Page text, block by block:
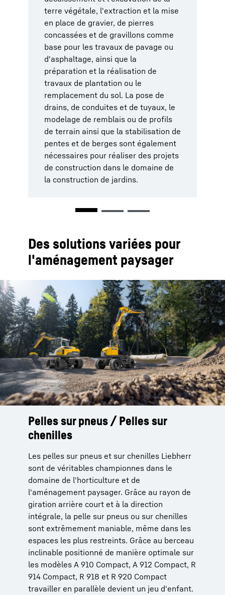
terre végétale, l'extraction et la mise
en place de gravier, de pierres
concassées et de gravillons comme
base pour les travaux de pavage ou
d'asphaltage, ainsi que la
préparation et la réalisation de
travaux de plantation ou le
remplacement du sol. La pose de
drains, de conduites et de tuyaux, le
modelage de remblais ou de profils
de terrain ainsi que la stabilisation de
pentes et de berges sont également
nécessaires pour réaliser des projets
de construction dans le domaine de
la construction de jardins.
chargement de matériaux en vrac,
comme le houmous, le gravier, le
substrat ou les gravillons, au
transport de palettes ou d'objets
encombrants, comme les arbres ou
les équipements d'aires de jeux. Pour
transporter quotidiennement des
matériaux sur un chantier, il faut
disposer des machines adéquates.
C'est surtout pour les objets lourds,
comme les blocs erratiques, les
pierres de rivière ou pour la pose de
murs en pierres naturelles que les
paysagistes ont besoin d'auxiliaires
puissants et sensibles pour le
transport ainsi que pour le
construction, comme les terrains de
sport ou de golf. Il n'est pas rare,
dans l'horticulture et l'aménagement
paysager, qu'il s'agisse de formes et
de profils de terrain complexes qui
doivent être créés et modelés. La
distribution et le nivellement de
gravier et de houmous exigent une
grande précision.
Des solutions variées pour
l'aménagement paysager
Pelles sur pneus / Pelles sur
chenilles
Les pelles sur pneus et sur chenilles Liebherr
sont de véritables championnes dans le
domaine de l'horticulture et de
l'aménagement paysager. Grâce au rayon de
giration arrière court et à la direction
intégrale, la pelle sur pneus ou sur chenilles
sont extrêmement maniable, même dans les
espaces les plus restreints. Grâce au berceau
inclinable positionné de manière optimale sur
les modèles A 910 Compact, A 912 Compact, R
914 Compact, R 918 et R 920 Compact
travailler en parallèle devient un jeu d'enfant.